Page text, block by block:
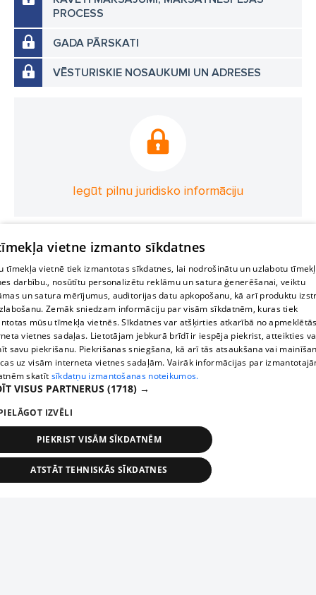
PROCESS
GADA PĀRSKATI
VĒSTURISKIE NOSAUKUMI UN ADRESES
Iegūt pilnu juridisko informāciju
vietne izmanto sīkdatnes
tīmekļa vietnē tiek izmantotas sīkdatnes, lai nodrošinātu un uzlabotu
darbību., nosūtītu personalizētu reklāmu un satura ģenerēšanai, veiktu
un satura mērījumus, auditorijas datu apkopošanu, kā arī produktu
Zemāk sniedzam informāciju par visām sīkdatnēm, kuras tiek
mūsu tīmekļa vietnēs. Sīkdatnes var atšķirties atkarībā no
vietnes sadaļas. Lietotājam jebkurā brīdī ir iespēja piekrist, atteikties
savu piekrišanu. Piekrišanas sniegšana, kā arī tās atsaukšana vai
uz visām interneta vietnes sadaļām. Vairāk informācijas par
skatīt sīkdatņu izmantošanas noteikumos.
VISUS PARTNERUS (1718) →
IZVĒLI
PIEKRIST VISĀM SĪKDATNĒM
ATSTĀT TEHNISKĀS SĪKDATNES